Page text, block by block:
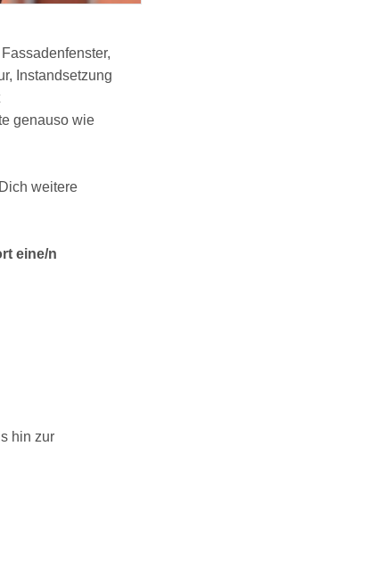
Instandsetzung
genauso wie
weitere
eine/n
hin zur